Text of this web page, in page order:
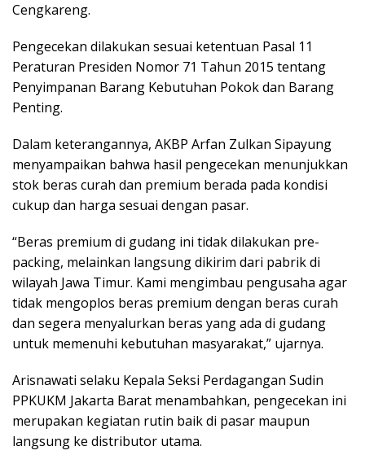
Cengkareng.
Pengecekan dilakukan sesuai ketentuan Pasal 11
Peraturan Presiden Nomor 71 Tahun 2015 tentang
Penyimpanan Barang Kebutuhan Pokok dan Barang
Penting.
Dalam keterangannya, AKBP Arfan Zulkan Sipayung
menyampaikan bahwa hasil pengecekan menunjukkan
stok beras curah dan premium berada pada kondisi
cukup dan harga sesuai dengan pasar.
“Beras premium di gudang ini tidak dilakukan pre-
packing, melainkan langsung dikirim dari pabrik di
wilayah Jawa Timur. Kami mengimbau pengusaha agar
tidak mengoplos beras premium dengan beras curah
dan segera menyalurkan beras yang ada di gudang
untuk memenuhi kebutuhan masyarakat,” ujarnya.
Arisnawati selaku Kepala Seksi Perdagangan Sudin
PPKUKM Jakarta Barat menambahkan, pengecekan ini
merupakan kegiatan rutin baik di pasar maupun
langsung ke distributor utama.